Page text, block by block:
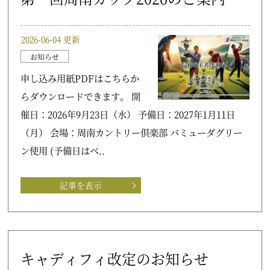
2026-06-04 更新
お知らせ
申し込み用紙PDFはこちらか
らダウンロードできます。 開
催日：2026年9月23日（水） 予備日：2027年1月11日
（月） 会場：周南カントリー倶楽部 バミューダグリー
ン使用 (予備日はベ..
記事を表示
キャディフィ改定のお知らせ